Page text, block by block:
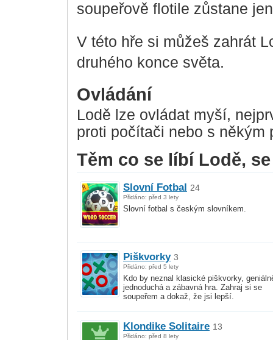
soupeřově flotile zůstane
V této hře si můžeš zahrát
druhého konce světa.
Ovládání
Lodě lze ovládat myší,
proti počítači nebo s někým
Těm co se líbí Lodě,
Slovní Fotbal 24
Přidáno: před 3 lety
Slovní fotbal s českým slovníkem.
Piškvorky 3
Přidáno: před 5 lety
Kdo by neznal klasické piškvorky,
jednoduchá a zábavná hra. Zahraj si se
soupeřem a dokaž, že jsi lepší.
Klondike Solitaire 13
Přidáno: před 8 lety